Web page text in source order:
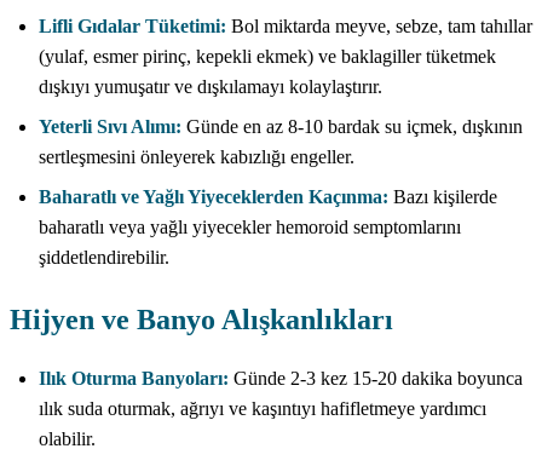
Lifli Gıdalar Tüketimi: Bol miktarda meyve, sebze, tam tahıllar
(yulaf, esmer pirinç, kepekli ekmek) ve baklagiller tüketmek
dışkıyı yumuşatır ve dışkılamayı kolaylaştırır.
Yeterli Sıvı Alımı: Günde en az 8-10 bardak su içmek, dışkının
sertleşmesini önleyerek kabızlığı engeller.
Baharatlı ve Yağlı Yiyeceklerden Kaçınma: Bazı kişilerde
baharatlı veya yağlı yiyecekler hemoroid semptomlarını
şiddetlendirebilir.
Hijyen ve Banyo Alışkanlıkları
Ilık Oturma Banyoları: Günde 2-3 kez 15-20 dakika boyunca
ılık suda oturmak, ağrıyı ve kaşıntıyı hafifletmeye yardımcı
olabilir.